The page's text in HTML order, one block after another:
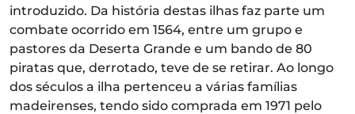
introduzido. Da história destas ilhas faz parte um
combate ocorrido em 1564, entre um grupo e
pastores da Deserta Grande e um bando de 80
piratas que, derrotado, teve de se retirar. Ao longo
dos séculos a ilha pertenceu a várias famílias
madeirenses, tendo sido comprada em 1971 pelo